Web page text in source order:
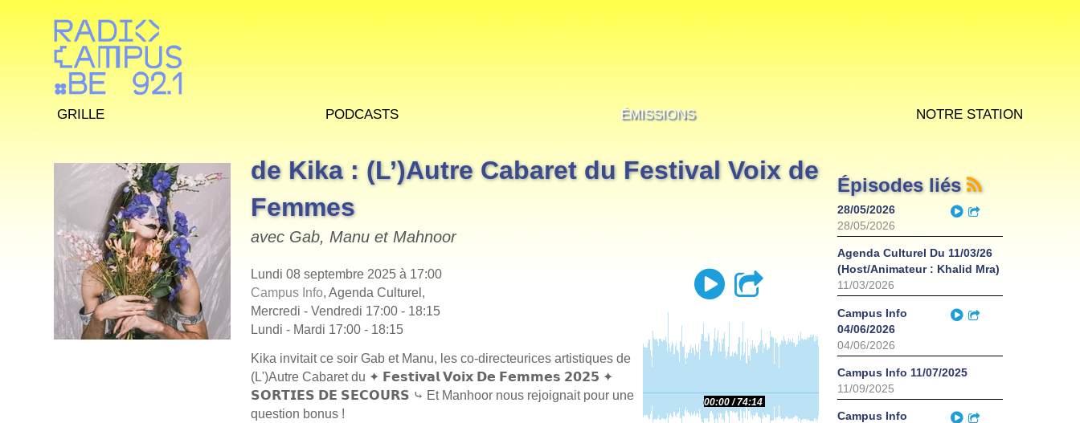
Grille Podcasts Émissions Notre station
de Kika : (L’)Autre Cabaret du Festival Voix de
Femmes
avec Gab, Manu et Mahnoor
Play Partager
00:00 74:14
Lundi 08 septembre 2025 à 17:00
Campus Info, Agenda Culturel,
Mercredi - Vendredi 17:00 - 18:15
Lundi - Mardi 17:00 - 18:15
Kika invitait ce soir Gab et Manu, les co-directeurices artistiques de
(L')Autre Cabaret du ✦ 𝗙𝗲𝘀𝘁𝗶𝘃𝗮𝗹 𝗩𝗼𝗶𝘅 𝗗𝗲 𝗙𝗲𝗺𝗺𝗲𝘀 𝟮𝟬𝟮𝟱 ✦
𝗦𝗢𝗥𝗧𝗜𝗘𝗦 𝗗𝗘 𝗦𝗘𝗖𝗢𝗨𝗥𝗦 ⤷ Et Manhoor nous rejoignait pour une
question bonus !
Épisodes liés
28/05/2026
28/05/2026
Play
Agenda Culturel Du 11/03/26
(Host/Animateur : Khalid Mra)
11/03/2026
Campus Info
04/06/2026
04/06/2026
Play
Campus Info 11/07/2025
11/09/2025
Campus Info
Play